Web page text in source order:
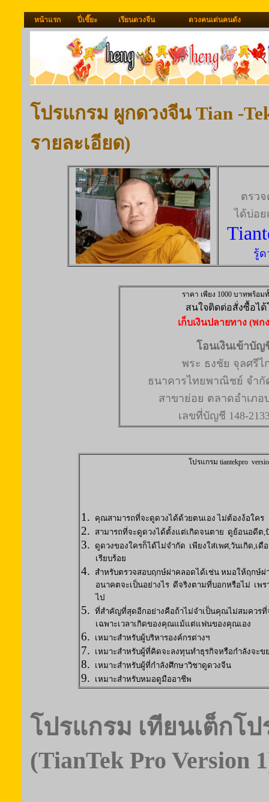
หน้าแรก ปี่เซี๊ยะ เรียนดวงจีน ดวงคนเด่นคนดัง
โปรแกรม ผูกดวงจีน Tian -
รายละเอียด)
ตรว
ได้บ่อย
รู้
ราคา เพียง 1000 บาทพร้อม
สนใจติดต่อสั่งซื้อได้
เก็บเงินปลายทาง (พก
โอนเงินเข้าบัญ
พระ ธงชัย จุลศรี
ธนาคารไทยพาณิชย์ จำ
สาขาย่อย ตลาดอำเภอ
เลขที่บัญชี 148-
โปรแกรม tiantekpro
1. คุณสามารถที่จะดูดวงได้ด้วยตนเอง ไม่ต้องง้อใคร
2. สามารถที่จะดูดวงได้ตั้งแต่เกิดจนตาย ดูย้อนอดีต,
3. ดูดวงของใครก็ได้ไม่จำกัด เพียงใส่เพศ,วันเกิด,เดื
เรียบร้อย
4.
สำหรับตรวจสอบฤกษ์ผ่าคลอดได้เช่น หมอให้ฤกษ์ผ่
อนาคตจะเป็นอย่างไร ดีจริงตามที่บอกหรือไม่ เพ
ไป
5. ที่สำคัญที่สุดอีกอย่างคือถ้าไม่จำเป็นคุณไม่สมควรที่
เฉพาะเวลาเกิดของคุณแม้แต่แฟนของคุณเอง
6. เหมาะสำหรับผู้บริหารองค์กรต่างฯ
7. เหมาะสำหรับผู้ที่คิดจะลงทุนทำธุรกิจหรือกำลังจะข
8. เหมาะสำหรับผู้ที่กำลังศึกษาวิชาดูดวงจีน
9. เหมาะสำหรับหมอดูมืออาชีพ
โปรแกรม เทียนเต็กโป
(TianTek Pro Version 1